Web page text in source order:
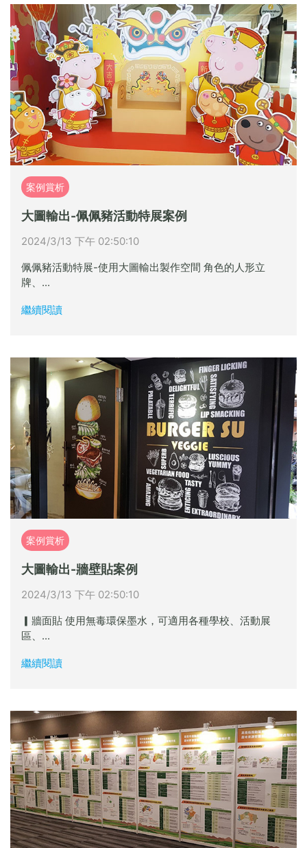
案例賞析
大圖輸出-佩佩豬活動特展案例
2024/3/13 下午 02:50:10
佩佩豬活動特展-使用大圖輸出製作空間 角色的人形立
牌、...
繼續閱讀
案例賞析
大圖輸出-牆壁貼案例
2024/3/13 下午 02:50:10
▎牆面貼 使用無毒環保墨水，可適用各種學校、活動展
區、...
繼續閱讀